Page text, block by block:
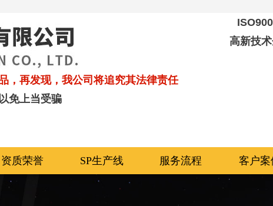
，再发现，我公司将追究其法律责任
免上当受骗
高新技
资质荣誉 SP生产线 服务流程 客户案